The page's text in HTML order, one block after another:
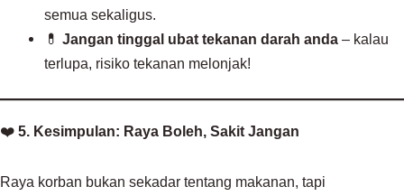
semua sekaligus.
💊Jangan tinggal ubat tekanan darah anda – kalau
terlupa, risiko tekanan melonjak!
❤️ 5. Kesimpulan: Raya Boleh, Sakit Jangan
Raya korban bukan sekadar tentang makanan, tapi